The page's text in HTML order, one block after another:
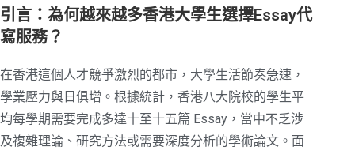
引言：為何越來越多香港大學生選擇Essay代
寫服務？
在香港這個人才競爭激烈的都市，大學生活節奏急速，
學業壓力與日俱增。根據統計，香港八大院校的學生平
均每學期需要完成多達十至十五篇 Essay，當中不乏涉
及複雜理論、研究方法或需要深度分析的學術論文。面